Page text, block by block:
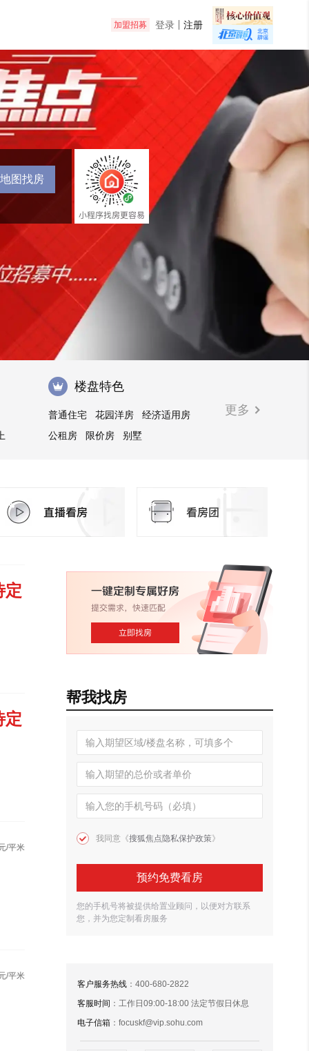
加盟招募 登录 注册
地图找房
楼盘特色
普通住宅 花园洋房
经济适用房
公租房
限价房 别墅
更多
定
定
/平米
/平米
帮我找房
我同意《搜狐焦点隐私保护政策》
预约免费看房
您的手机号将被提供给置业顾问，以便对方联系
您，并为您定制看房服务
客户服务热线 ：400-680-2822
客服时间 ：工作日09:00-18:00 法定节假日休息
电子信箱 ：focuskf@vip.sohu.com